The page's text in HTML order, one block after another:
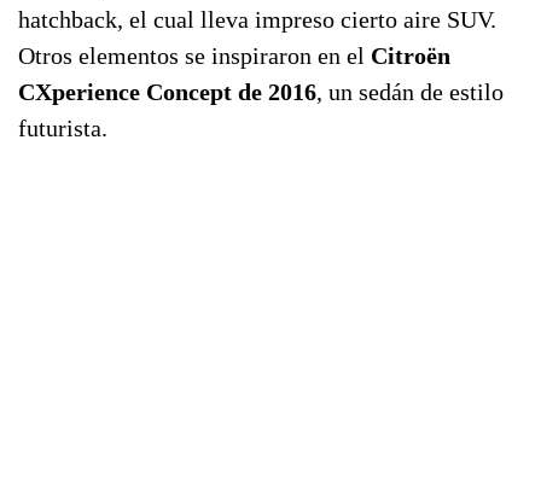
hatchback, el cual lleva impreso cierto aire SUV.
Otros elementos se inspiraron en el Citroën
CXperience Concept de 2016, un sedán de estilo
futurista.